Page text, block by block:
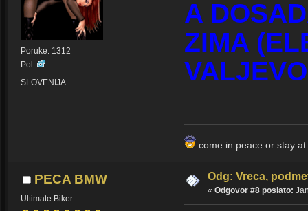
Poruke: 1312
Pol:
SLOVENIJA
A
ZIMA
come in peace or stay
PECA BMW
Ultimate Biker
Odg: Vreca,
« Odgovor #8 poslato: